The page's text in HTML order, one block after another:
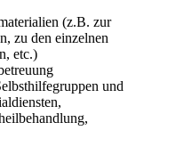
(z.B. zur
zu den einzelnen
etc.)
und